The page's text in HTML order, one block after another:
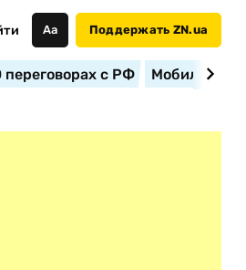
Аа Поддержать ZN.ua
переговорах с РФ